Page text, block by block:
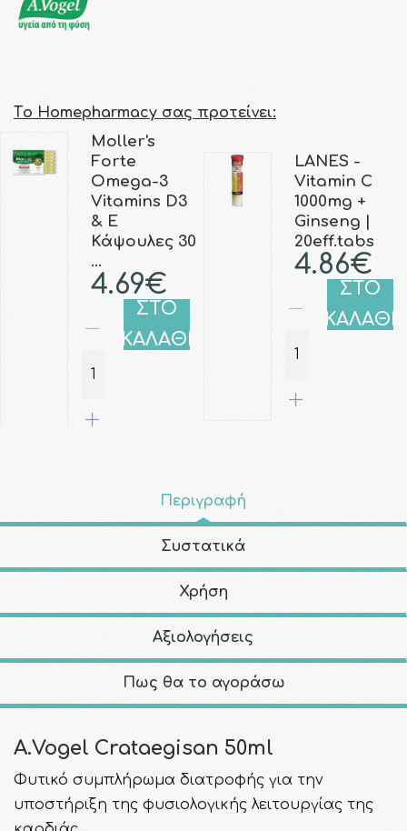
Τo Homepharmacy σας προτείνει:
Moller's
Forte
Omega-3
Vitamins D3
& E
Κάψουλες 30
…
4.69€
ΣΤΟ
ΚΑΛΑΘΙ
LANES -
Vitamin C
1000mg +
Ginseng |
20eff.tabs
4.86€
ΣΤΟ
ΚΑΛΑΘΙ
Περιγραφή
Συστατικά
Χρήση
Αξιολογήσεις
Πως θα το αγοράσω
A.Vogel Crataegisan 50ml
Φυτικό συμπλήρωμα διατροφής για την
υποστήριξη της φυσιολογικής λειτουργίας της